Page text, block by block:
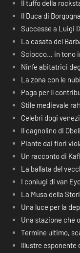
Il tuffo della
Il Duca di
Successe a Luigi
La casata del
Sciocco… in tono
Ninfe abitatrici
La zona con le nubi
Paga per il
Stile medievale
Celebri dogi
Il cagnolino di
Piante dai fiori
Un racconto di
La ballata del
I coniugi di van
La Musa della
Una luce per la
Una stazione che
Termine ultimo,
Illustre esponente